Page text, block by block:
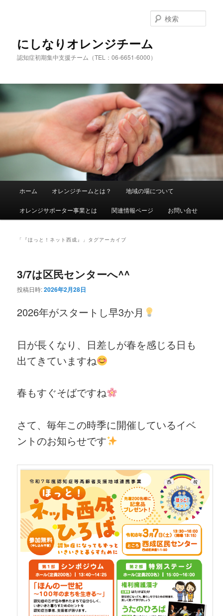
にしなりオレンジチーム
認知症初期集中支援チーム（TEL：06-6651-6000）
索
メ
イ
ン
ツ
へ
サ
ブ
テ
へ
移
ホーム オレンジチームとは？ 地域の場について
オレンジサポーター事業とは 関連情報ページ お問い合せ
「 『ほっと！ネット西成』 」タグアーカイブ
3/7は区民センターへ^^
投稿日時:2026年2月28日
2026年がスタートし早3か月
日が長くなり、日差しが春を感じる日も
出てきていますね
春もすぐそばですね
さて、毎年この時季に開催しているイベ
ントのお知らせです